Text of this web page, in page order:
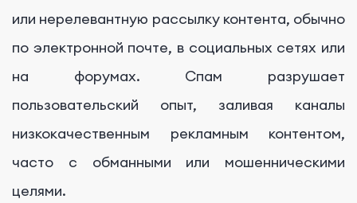
или нерелевантную рассылку контента, обычно
по электронной почте, в социальных сетях или
на форумах. Спам разрушает
пользовательский опыт, заливая каналы
низкокачественным рекламным контентом,
часто с обманными или мошенническими
целями.